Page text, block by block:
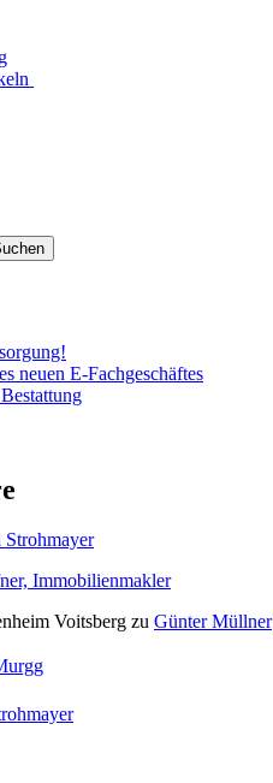
neuen E-Fachgeschäftes
Strohmayer
Immobilienmakler
Voitsberg zu Günter Müllner